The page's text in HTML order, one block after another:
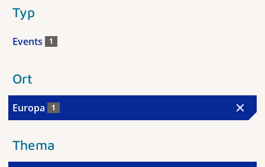
Typ
Events 1
Ort
Europa 1
Thema